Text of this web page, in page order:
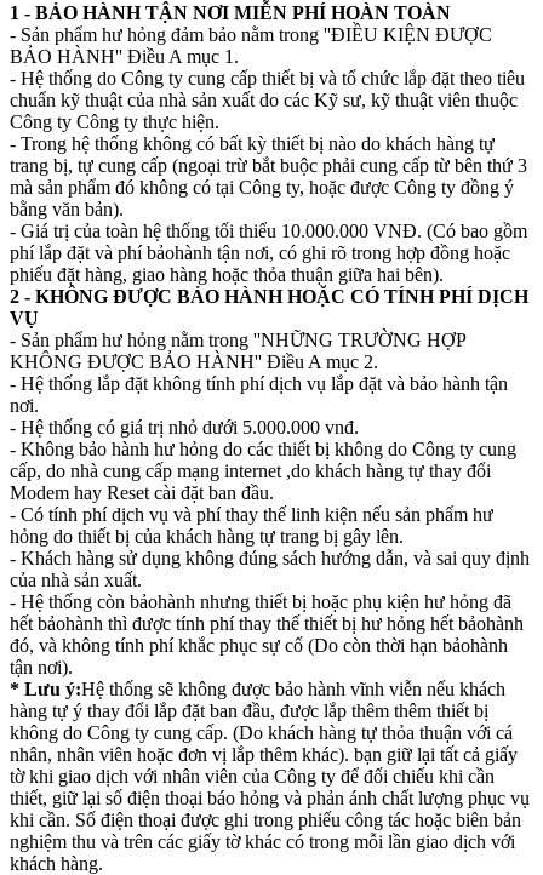
1 - BẢO HÀNH TẬN NƠI MIỄN PHÍ HOÀN TOÀN
- Sản phẩm hư hỏng đảm bảo nằm trong ''ĐIỀU KIỆN ĐƯỢC
BẢO HÀNH'' Điều A mục 1.
- Hệ thống do Công ty cung cấp thiết bị và tổ chức lắp đặt theo tiêu
chuẩn kỹ thuật của nhà sản xuất do các Kỹ sư, kỹ thuật viên thuộc
Công ty Công ty thực hiện.
- Trong hệ thống không có bất kỳ thiết bị nào do khách hàng tự
trang bị, tự cung cấp (ngoại trừ bắt buộc phải cung cấp từ bên thứ 3
mà sản phẩm đó không có tại Công ty, hoặc được Công ty đồng ý
bằng văn bản).
- Giá trị của toàn hệ thống tối thiểu 10.000.000 VNĐ. (Có bao gồm
phí lắp đặt và phí bảohành tận nơi, có ghi rõ trong hợp đồng hoặc
phiếu đặt hàng, giao hàng hoặc thỏa thuận giữa hai bên).
2 - KHÔNG ĐƯỢC BẢO HÀNH HOẶC CÓ TÍNH PHÍ DỊCH
VỤ
- Sản phẩm hư hỏng nằm trong ''NHỮNG TRƯỜNG HỢP
KHÔNG ĐƯỢC BẢO HÀNH'' Điều A mục 2.
- Hệ thống lắp đặt không tính phí dịch vụ lắp đặt và bảo hành tận
nơi.
- Hệ thống có giá trị nhỏ dưới 5.000.000 vnđ.
- Không bảo hành hư hỏng do các thiết bị không do Công ty cung
cấp, do nhà cung cấp mạng internet ,do khách hàng tự thay đổi
Modem hay Reset cài đặt ban đầu.
- Có tính phí dịch vụ và phí thay thế linh kiện nếu sản phẩm hư
hỏng do thiết bị của khách hàng tự trang bị gây lên.
- Khách hàng sử dụng không đúng sách hướng dẫn, và sai quy định
của nhà sản xuất.
- Hệ thống còn bảohành nhưng thiết bị hoặc phụ kiện hư hỏng đã
hết bảohành thì được tính phí thay thế thiết bị hư hỏng hết bảohành
đó, và không tính phí khắc phục sự cố (Do còn thời hạn bảohành
tận nơi).
* Lưu ý:Hệ thống sẽ không được bảo hành vĩnh viễn nếu khách
hàng tự ý thay đổi lắp đặt ban đầu, được lắp thêm thêm thiết bị
không do Công ty cung cấp. (Do khách hàng tự thỏa thuận với cá
nhân, nhân viên hoặc đơn vị lắp thêm khác). bạn giữ lại tất cả giấy
tờ khi giao dịch với nhân viên của Công ty để đối chiếu khi cần
thiết, giữ lại số điện thoại báo hỏng và phản ánh chất lượng phục vụ
khi cần. Số điện thoại được ghi trong phiếu công tác hoặc biên bản
nghiệm thu và trên các giấy tờ khác có trong mỗi lần giao dịch với
khách hàng.